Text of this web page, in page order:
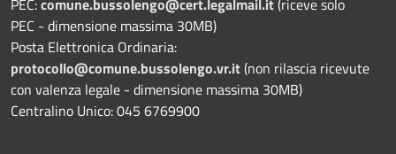
PEC - dimensione massima 30MB)
Posta Elettronica Ordinaria:
protocollo@comune.bussolengo.vr.it(non rilascia ricevute
con valenza legale - dimensione massima 30MB)
Centralino Unico: 045 6769900